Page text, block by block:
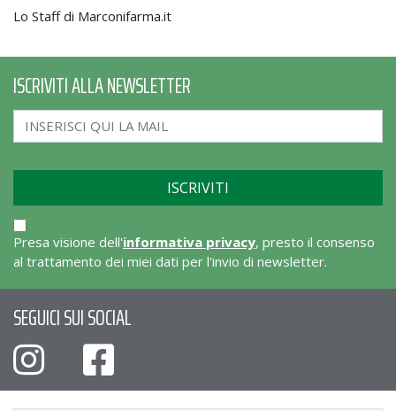
Lo Staff di Marconifarma.it
ISCRIVITI ALLA NEWSLETTER
Presa visione dell'informativa privacy, presto il consenso
al trattamento dei miei dati per l'invio di newsletter.
SEGUICI SUI SOCIAL